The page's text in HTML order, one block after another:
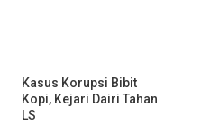
Kasus Korupsi Bibit
Kopi, Kejari Dairi Tahan
LS